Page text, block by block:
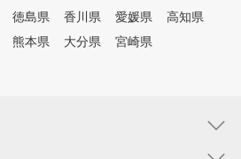
徳島県 香川県 愛媛県
高知県
熊本県 大分県
宮崎県